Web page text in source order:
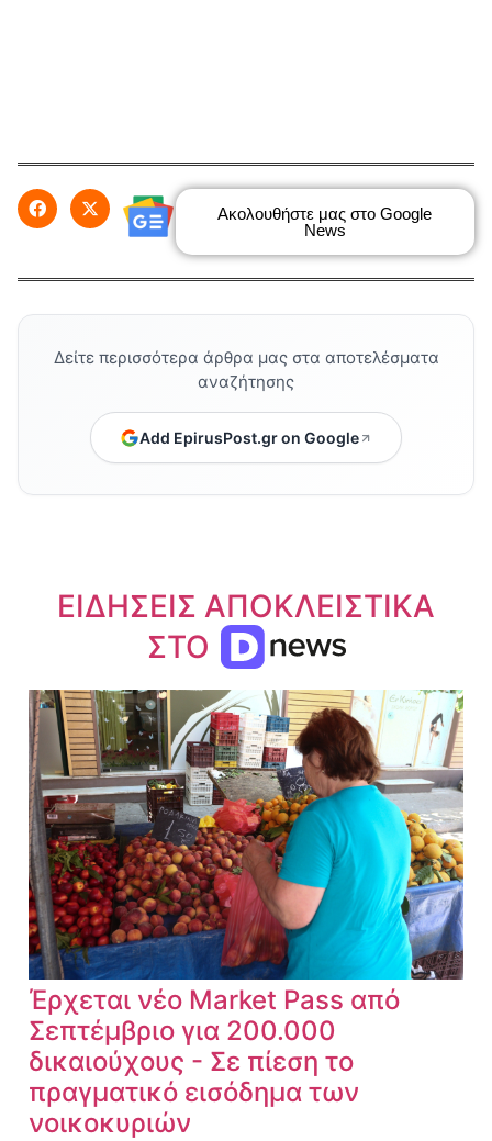
Ακολουθήστε μας στο Google
News
Δείτε περισσότερα άρθρα μας στα αποτελέσματα
αναζήτησης
Add EpirusPost.gr on Google
ΕΙΔΗΣΕΙΣ ΑΠΟΚΛΕΙΣΤΙΚΑ
ΣΤΟ
Έρχεται νέο Market Pass από
Σεπτέμβριο για 200.000
δικαιούχους - Σε πίεση το
πραγματικό εισόδημα των
νοικοκυριών